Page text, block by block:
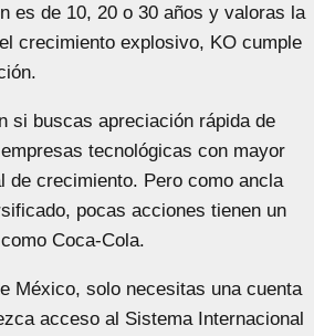
es de 10, 20 o 30 años y valoras la
crecimiento explosivo, KO cumple
si buscas apreciación rápida de
tecnológicas con mayor
de crecimiento. Pero como ancla
pocas acciones tienen un
Coca-Cola.
México, solo necesitas una cuenta
acceso al Sistema Internacional